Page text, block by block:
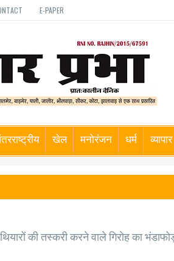
E-PAPER
खेल मनोरंजन धर्म व्यापार
की तस्करी करने वाले गिरोह का